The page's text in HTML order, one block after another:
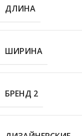
ДЛИНА
ШИРИНА
БРЕНД 2